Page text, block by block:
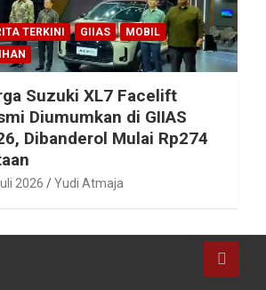
TERKINI GIIAS
MOBIL
Suzuki XL7 Facelift
Diumumkan di GIIAS
Dibanderol Mulai Rp274
2026 Yudi Atmaja